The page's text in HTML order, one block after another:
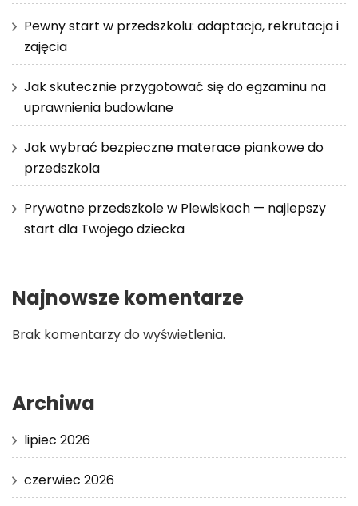
Pewny start w przedszkolu: adaptacja, rekrutacja i
zajęcia
Jak skutecznie przygotować się do egzaminu na
uprawnienia budowlane
Jak wybrać bezpieczne materace piankowe do
przedszkola
Prywatne przedszkole w Plewiskach — najlepszy
start dla Twojego dziecka
Najnowsze komentarze
Brak komentarzy do wyświetlenia.
Archiwa
lipiec 2026
czerwiec 2026